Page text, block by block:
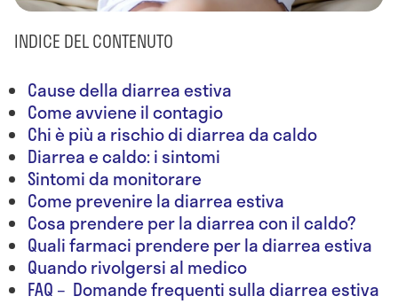
INDICE DEL CONTENUTO
Cause della diarrea estiva
Come avviene il contagio
Chi è più a rischio di diarrea da caldo
Diarrea e caldo: i sintomi
Sintomi da monitorare
Come prevenire la diarrea estiva
Cosa prendere per la diarrea con il caldo?
Quali farmaci prendere per la diarrea estiva
Quando rivolgersi al medico
FAQ – Domande frequenti sulla diarrea estiva